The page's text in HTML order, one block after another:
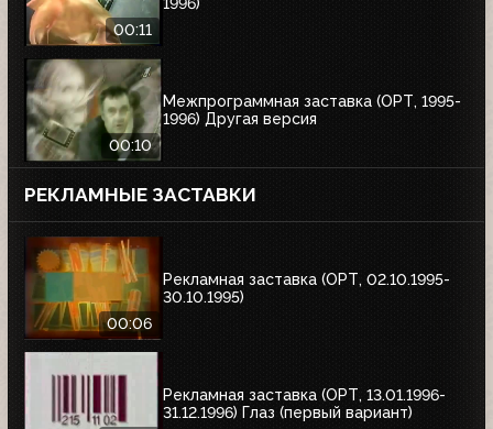
00:11
00:10
Межпрограммная заставка (ОРТ, 1995-
1996) Другая версия
РЕКЛАМНЫЕ ЗАСТАВКИ
00:06
Рекламная заставка (ОРТ, 02.10.1995-
30.10.1995)
Рекламная заставка (ОРТ, 13.01.1996-
31.12.1996) Глаз (первый вариант)